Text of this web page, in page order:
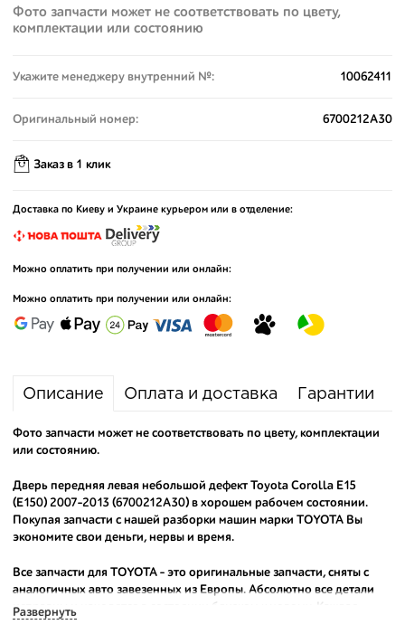
Фото запчасти может не соответствовать по цвету,
комплектации или состоянию
Укажите менеджеру внутренний №: 10062411
Оригинальный номер: 6700212A30
Заказ в 1 клик
Доставка по Киеву и Украине курьером или в отделение:
Можно оплатить при получении или онлайн:
Можно оплатить при получении или онлайн:
Описание Оплата и доставка Гарантии
Фото запчасти может не соответствовать по цвету, комплектации
или состоянию.
Дверь передняя левая небольшой дефект Toyota Corolla E15
(E150) 2007-2013 (6700212A30) в хорошем рабочем состоянии.
Покупая запчасти с нашей разборки машин марки TOYOTA Вы
экономите свои деньги, нервы и время.
Все запчасти для TOYOTA - это оригинальные запчасти, сняты с
аналогичных авто завезенных из Европы. Абсолютно все детали
исправны и находятся в состоянии близком к новому. Каждая
Развернуть